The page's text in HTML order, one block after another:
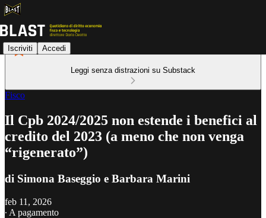
Iscriviti Accedi
Leggi senza distrazioni su Substack
Fisco
Il Cpb 2024/2025 non estende i benefici al
credito del 2023 (a meno che non venga
“rigenerato”)
di Simona Baseggio e Barbara Marini
feb 11, 2026
∙ A pagamento